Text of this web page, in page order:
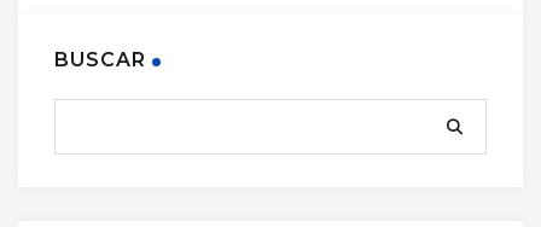
BUSCAR